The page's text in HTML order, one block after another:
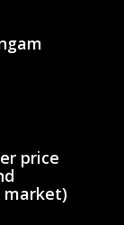
price